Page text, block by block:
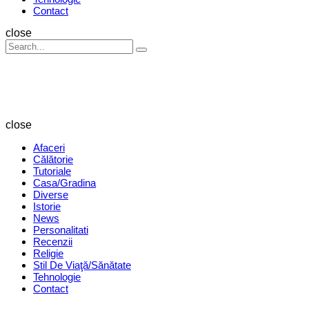
Contact
Search
close
Search
for:
Search
close
Afaceri
Călătorie
Tutoriale
Casa/Gradina
Diverse
Istorie
News
Personalitati
Recenzii
Religie
Stil De Viaţă/Sănătate
Tehnologie
Contact